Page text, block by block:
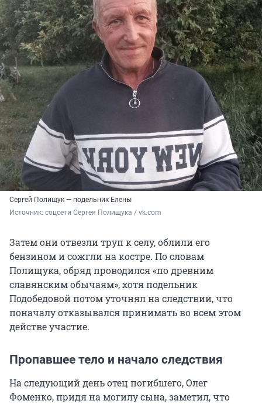
Сергей Полищук — подельник Елены
Источник: соцсети Сергея Полищука / vk.com
Затем они отвезли труп к селу, облили его
бензином и сожгли на костре. По словам
Полищука, обряд проводился «по древним
славянским обычаям», хотя подельник
Подобедовой потом уточнял на следствии, что
поначалу отказывался принимать во всем этом
действе участие.
Пропавшее тело и начало следствия
На следующий день отец погибшего, Олег
Фоменко, придя на могилу сына, заметил, что